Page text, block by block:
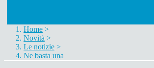
Home >
Novità >
Le notizie >
Ne basta una